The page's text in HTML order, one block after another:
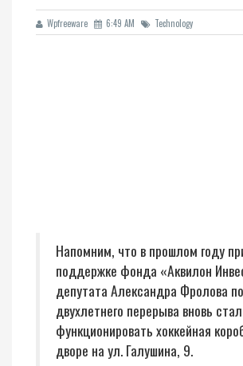
Wpfreeware 6:49 AM Technology
Напомним, что в прошлом году
поддержке фонда «Аквилон
депутата Александра Фролова
двухлетнего перерыва вновь
функционировать хоккейная
дворе на ул. Галушина, 9.